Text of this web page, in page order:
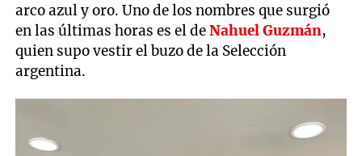
arco azul y oro. Uno de los nombres que surgió
en las últimas horas es el deNahuel Guzmán,
quien supo vestir el buzo de la Selección
argentina.